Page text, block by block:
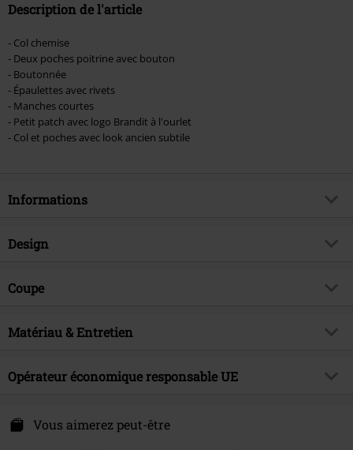
Description de l'article
- Col chemise
- Deux poches poitrine avec bouton
- Boutonnée
- Épaulettes avec rivets
- Manches courtes
- Petit patch avec logo Brandit à l'ourlet
- Col et poches avec look ancien subtile
Informations
Article n°.
Brand
Date de sortie
Design
Catégorie de produit
Forme du col
Couleur
noir
Coupe
Coupe de l'article
Matériau & Entretien
Matière extérieure
100% Coton
Opérateur économique responsable UE
Spichernstraße 6A
Vous aimerez peut-être